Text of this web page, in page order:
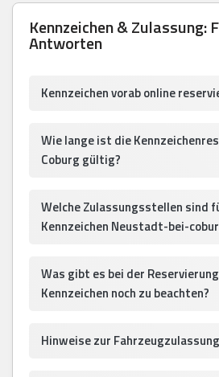
Kennzeichen & Zulassung:
Antworten
Kennzeichen vorab online
Wie lange ist die
Coburg gültig?
Welche Zulassungsstellen sind
Kennzeichen Neustadt-bei-
Was gibt es bei der
Kennzeichen noch zu beachten?
Hinweise zur